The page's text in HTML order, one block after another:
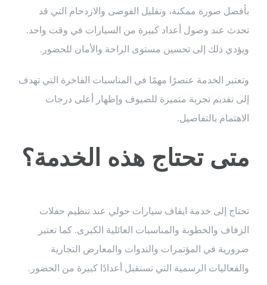
بأفضل صورة ممكنة، وتقليل الفوضى والازدحام التي قد
تحدث عند وصول أعداد كبيرة من السيارات في وقت واحد.
ويؤدي ذلك إلى تحسين مستوى الراحة والأمان للحضور.
وتعتبر الخدمة عنصرًا مهمًا في المناسبات الفاخرة التي تهدف
إلى تقديم تجربة متميزة للضيوف وإظهار أعلى درجات
الاهتمام بالتفاصيل.
متى تحتاج هذه الخدمة؟
تحتاج إلى خدمة ايقاف سيارات حولي عند تنظيم حفلات
الزفاف والخطوبة والمناسبات العائلية الكبرى. كما تعتبر
ضرورية في المؤتمرات والندوات والمعارض التجارية
والفعاليات الرسمية التي تستقبل أعدادًا كبيرة من الحضور.